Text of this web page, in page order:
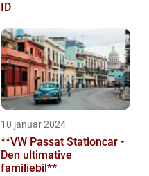
ID
10 januar 2024
**VW Passat Stationcar -
Den ultimative
familiebil**